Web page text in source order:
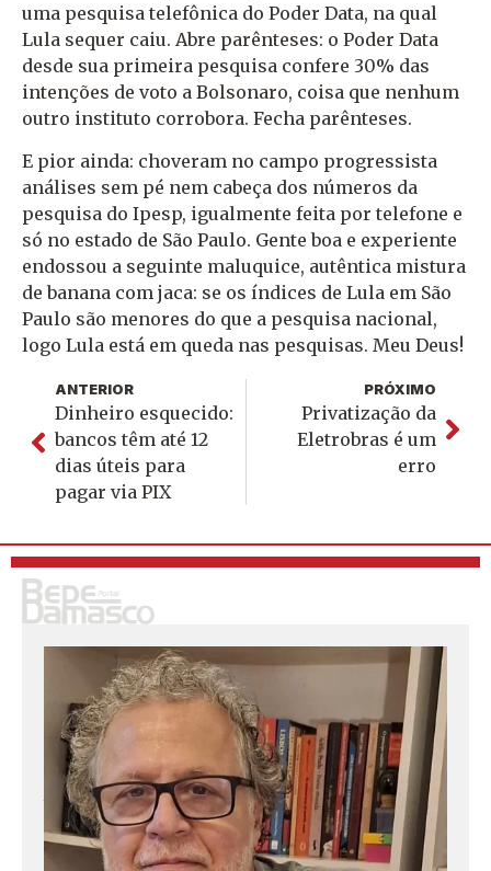
uma pesquisa telefônica do Poder Data, na qual
Lula sequer caiu. Abre parênteses: o Poder Data
desde sua primeira pesquisa confere 30% das
intenções de voto a Bolsonaro, coisa que nenhum
outro instituto corrobora. Fecha parênteses.
E pior ainda: choveram no campo progressista
análises sem pé nem cabeça dos números da
pesquisa do Ipesp, igualmente feita por telefone e
só no estado de São Paulo. Gente boa e experiente
endossou a seguinte maluquice, autêntica mistura
de banana com jaca: se os índices de Lula em São
Paulo são menores do que a pesquisa nacional,
logo Lula está em queda nas pesquisas. Meu Deus!
ANTERIOR
Dinheiro esquecido:
bancos têm até 12
dias úteis para
pagar via PIX
PRÓXIMO
Privatização da
Eletrobras é um
erro
r